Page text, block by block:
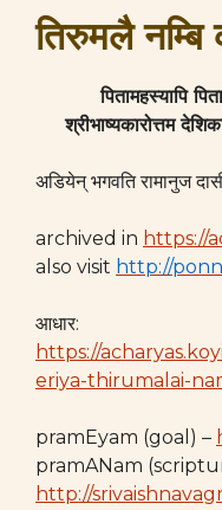
तिरुमलै नम्बि
पितामहस्यापि
श्रीभाष्यकारोत्तम
अडियेन् भगवति रामानुज
archived in https://
also visit http://
आधार:
https://
eriya-thirumalai-
pramEyam (goal) –
pramANam
http://